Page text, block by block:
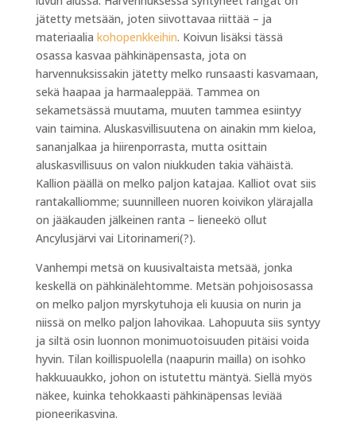
jätetty metsään, joten siivottavaa riittää – ja
materiaalia kohopenkkeihin. Koivun lisäksi tässä
osassa kasvaa pähkinäpensasta, jota on
harvennuksissakin jätetty melko runsaasti kasvamaan,
sekä haapaa ja harmaaleppää. Tammea on
sekametsässä muutama, muuten tammea esiintyy
vain taimina. Aluskasvillisuutena on ainakin mm kieloa,
sananjalkaa ja hiirenporrasta, mutta osittain
aluskasvillisuus on valon niukkuden takia vähäistä.
Kallion päällä on melko paljon katajaa. Kalliot ovat siis
rantakalliomme; suunnilleen nuoren koivikon ylärajalla
on jääkauden jälkeinen ranta – lieneekö ollut
Ancylusjärvi vai Litorinameri(?).
Vanhempi metsä on kuusivaltaista metsää, jonka
keskellä on pähkinälehtomme. Metsän pohjoisosassa
on melko paljon myrskytuhoja eli kuusia on nurin ja
niissä on melko paljon lahovikaa. Lahopuuta siis syntyy
ja siltä osin luonnon monimuotoisuuden pitäisi voida
hyvin. Tilan koillispuolella (naapurin mailla) on isohko
hakkuuaukko, johon on istutettu mäntyä. Siellä myös
näkee, kuinka tehokkaasti pähkinäpensas leviää
pioneerikasvina.